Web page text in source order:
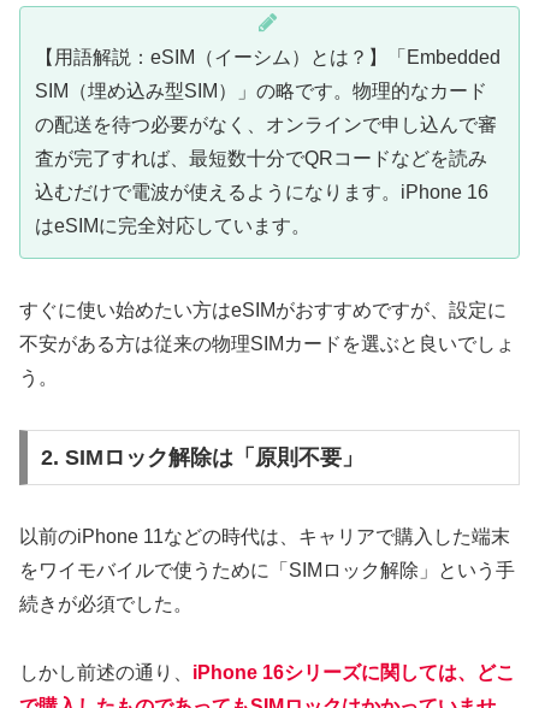
【用語解説：eSIM（イーシム）とは？】「Embedded
SIM（埋め込み型SIM）」の略です。物理的なカード
の配送を待つ必要がなく、オンラインで申し込んで審
査が完了すれば、最短数十分でQRコードなどを読み
込むだけで電波が使えるようになります。iPhone 16
はeSIMに完全対応しています。
すぐに使い始めたい方はeSIMがおすすめですが、設定に
不安がある方は従来の物理SIMカードを選ぶと良いでしょ
う。
2. SIMロック解除は「原則不要」
以前のiPhone 11などの時代は、キャリアで購入した端末
をワイモバイルで使うために「SIMロック解除」という手
続きが必須でした。
しかし前述の通り、 iPhone 16シリーズに関しては、どこ